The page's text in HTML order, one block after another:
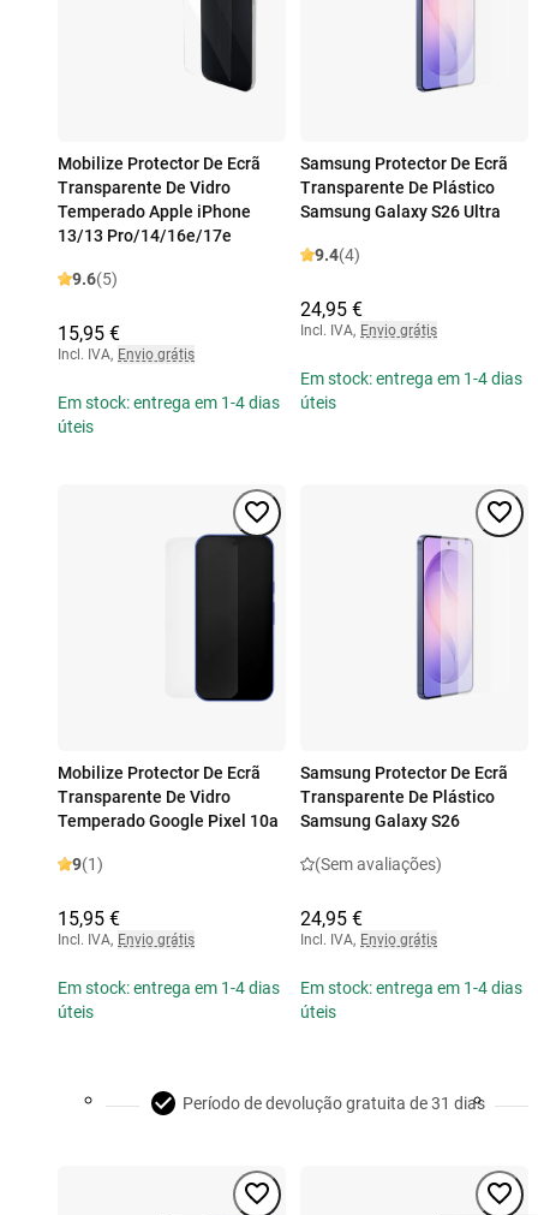
Mobilize Protector De Ecrã
Transparente De Vidro
Temperado Apple iPhone
13/13 Pro/14/16e/17e
9.6(5)
15,95 €
Incl. IVA, Envio grátis
Em stock: entrega em 1-4 dias
úteis
Samsung Protector De Ecrã
Transparente De Plástico
Samsung Galaxy S26 Ultra
9.4(4)
24,95 €
Incl. IVA, Envio grátis
Em stock: entrega em 1-4 dias
úteis
Mobilize Protector De Ecrã
Transparente De Vidro
Temperado Google Pixel 10a
9(1)
15,95 €
Incl. IVA, Envio grátis
Em stock: entrega em 1-4 dias
úteis
Samsung Protector De Ecrã
Transparente De Plástico
Samsung Galaxy S26
(Sem avaliações)
24,95 €
Incl. IVA, Envio grátis
Em stock: entrega em 1-4 dias
úteis
Período de devolução gratuita de 31 dias